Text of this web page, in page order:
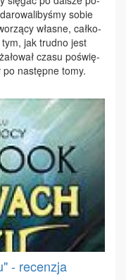
so­bie
wła­sne, cał­ko­
jak trud­no jest
cza­su po­świę­
na­stęp­ne to­my.
- recenzja